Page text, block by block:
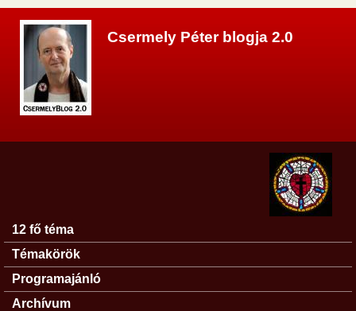
Csermely Péter blogja 2.0
Főmenü
12 fő téma
Témakörök
Programajánló
Archívum